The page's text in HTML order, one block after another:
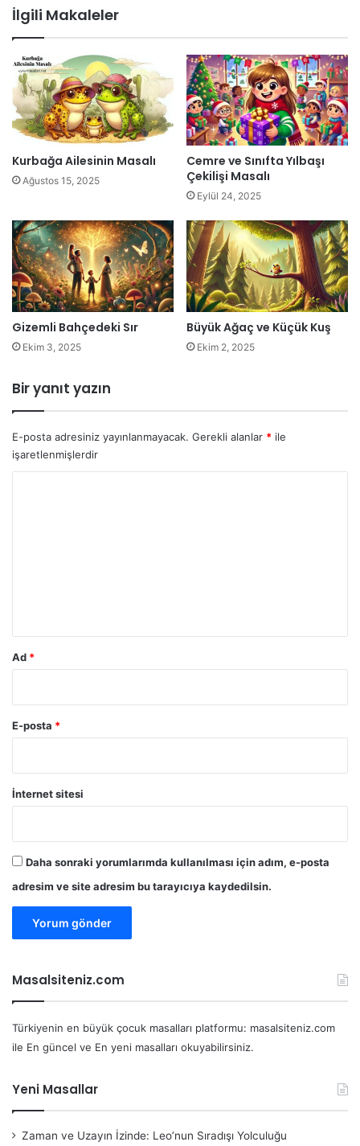
İlgili Makaleler
Kurbağa Ailesinin Masalı
Ağustos 15, 2025
Cemre ve Sınıfta Yılbaşı
Çekilişi Masalı
Eylül 24, 2025
Gizemli Bahçedeki Sır
Ekim 3, 2025
Büyük Ağaç ve Küçük Kuş
Ekim 2, 2025
Bir yanıt yazın
E-posta adresiniz yayınlanmayacak. Gerekli alanlar * ile
işaretlenmişlerdir
Ad *
E-posta *
İnternet sitesi
Daha sonraki yorumlarımda kullanılması için adım, e-posta
adresim ve site adresim bu tarayıcıya kaydedilsin.
Masalsiteniz.com
Türkiyenin en büyük çocuk masalları platformu: masalsiteniz.com
ile En güncel ve En yeni masalları okuyabilirsiniz.
Yeni Masallar
Zaman ve Uzayın İzinde: Leo’nun Sıradışı Yolculuğu